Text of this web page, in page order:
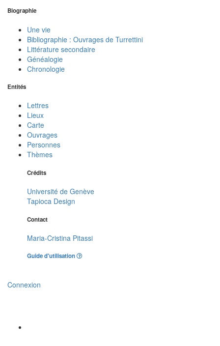
Biographie
Une vie
Bibliographie : Ouvrages de Turrettini
Littérature secondaire
Généalogie
Chronologie
Entités
Lettres
Lieux
Carte
Ouvrages
Personnes
Thèmes
Crédits
Université de Genève
Tapioca Design
Contact
Maria-Cristina Pitassi
Guide d'utilisation
Connexion